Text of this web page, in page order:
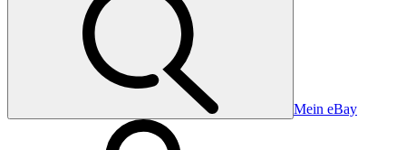
Mein eBay